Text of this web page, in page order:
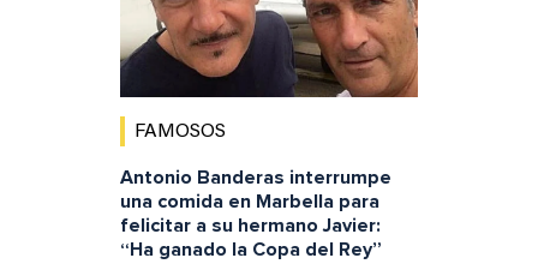
FAMOSOS
Antonio Banderas interrumpe
una comida en Marbella para
felicitar a su hermano Javier:
“Ha ganado la Copa del Rey”